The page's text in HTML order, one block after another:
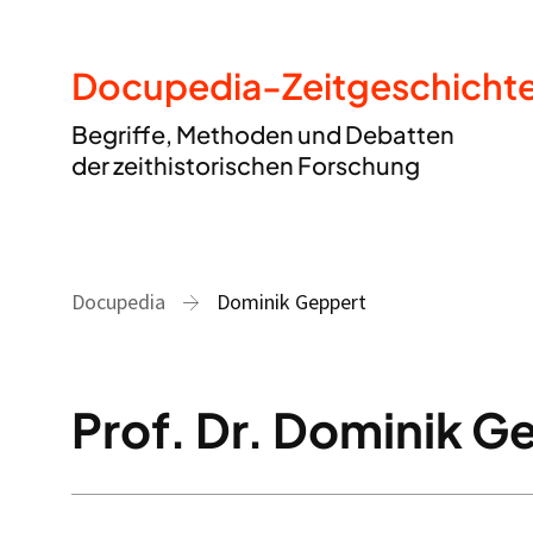
Docupedia-
Begriffe, Methoden und Debatten
der zeithistorischen Forschung
Docupedia Dominik Geppert
Prof. Dr. Dominik